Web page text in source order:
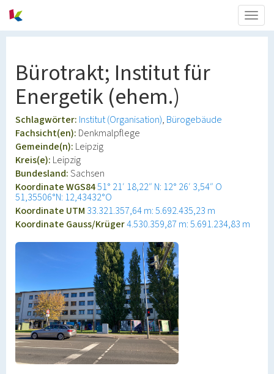
Bürotrakt; Institut für
Energetik (ehem.)
Schlagwörter: Institut (Organisation) Bürogebäude
Fachsicht(en): Denkmalpflege
Gemeinde(n): Leipzig
Kreis(e): Leipzig
Bundesland:Sachsen
Koordinate WGS8451° 21′ 18,22″ N: 12° 26′ 3,54″ O
51,35506°N: 12,43432°O
Koordinate UTM 33.321.357,64 m: 5.692.435,23 m
Koordinate Gauss/Krüger4.530.359,87 m: 5.691.234,83 m